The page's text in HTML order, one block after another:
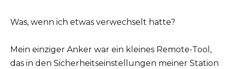
Was, wenn ich etwas verwechselt hatte?
Mein einziger Anker war ein kleines Remote-Tool,
das in den Sicherheitseinstellungen meiner Station